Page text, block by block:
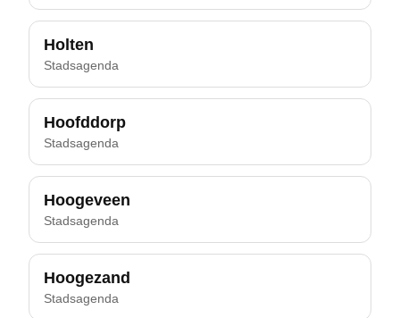
Holten
Stadsagenda
Hoofddorp
Stadsagenda
Hoogeveen
Stadsagenda
Hoogezand
Stadsagenda